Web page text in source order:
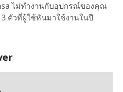
ไม่ทำงานกับอุปกรณ์ของคุณ
3 ตัวที่ผู้ใช้หันมาใช้งานในปี